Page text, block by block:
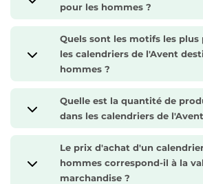
pour les hommes ?
Quels sont les motifs les
les calendriers de l'Avent
hommes ?
Quelle est la quantité de
dans les calendriers de
Le prix d'achat d'un
hommes correspond-il à la
marchandise ?